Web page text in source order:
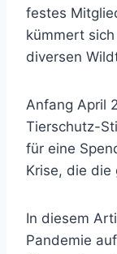
festes
kümmert
diversen
Anfang April
Tierschutz-
für eine
Krise, die die
In diesem
Pandemie